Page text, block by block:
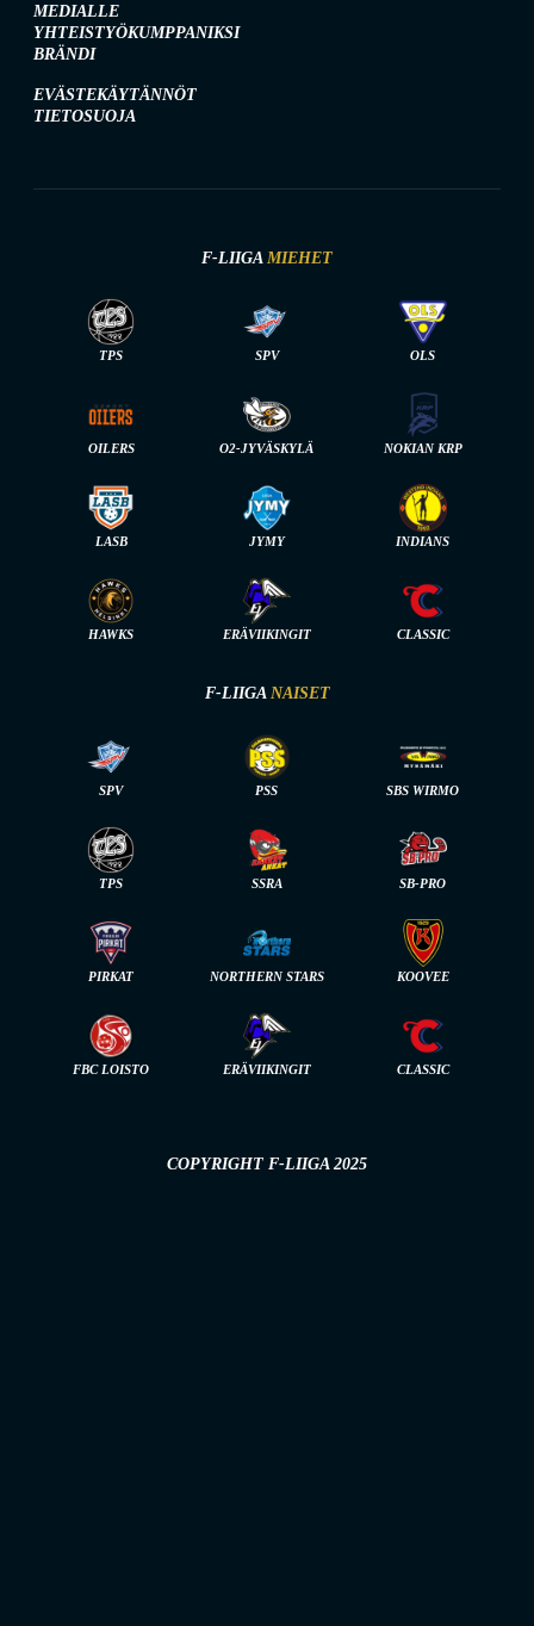
MEDIALLE
YHTEISTYÖKUMPPANIKSI
BRÄNDI
EVÄSTEKÄYTÄNNÖT
TIETOSUOJA
F-LIIGA MIEHET
TPS SPV OLS
OILERS O2-JYVÄSKYLÄ NOKIAN KRP
LASB JYMY INDIANS
HAWKS ERÄVIIKINGIT CLASSIC
F-LIIGA NAISET
SPV PSS SBS WIRMO
TPS SSRA SB-PRO
PIRKAT NORTHERN STARS KOOVEE
FBC LOISTO ERÄVIIKINGIT CLASSIC
COPYRIGHT F-LIIGA 2025